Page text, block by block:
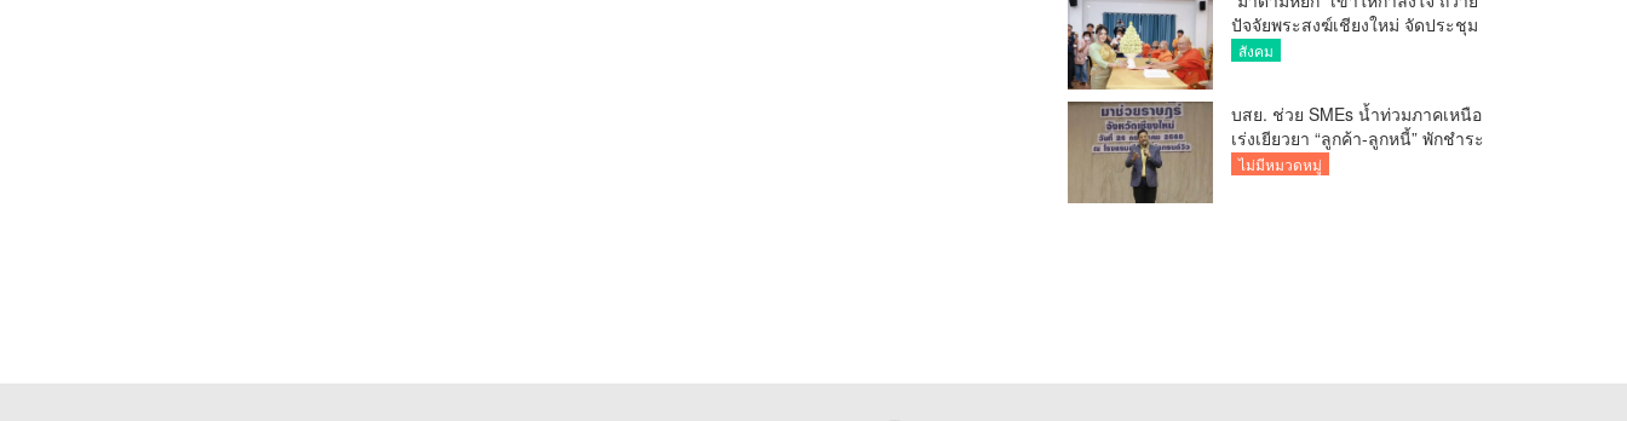
ปัจจัยพระสงฆ์เชียงใหม่ จัดประชุม
ทำบัญชีรายรับรายจ่ายของวัด กว่า
สังคม
บสย. ช่วย SMEs น้ำท่วมภาคเหนือ
เร่งเยียวยา “ลูกค้า-ลูกหนี้” พักชำระ
ค่าธรรมเนียม-ค่างวด
ไม่มีหมวดหมู่